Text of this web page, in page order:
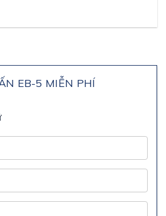
EB-5 MIỄN PHÍ